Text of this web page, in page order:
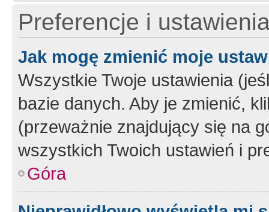
Preferencje i
Jak mogę zmienić moje
Wszystkie Twoje ustawienia
bazie danych. Aby je zmienić,
(przeważnie znajdujący się na
wszystkich Twoich ustawień i
Góra